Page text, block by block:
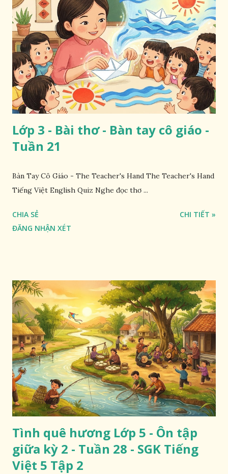
Lớp 3 - Bài thơ - Bàn tay cô giáo -
Tuần 21
Bàn Tay Cô Giáo - The Teacher's Hand The Teacher's Hand
Tiếng Việt English Quiz Nghe đọc thơ ...
CHIA SẺ
ĐĂNG NHẬN XÉT
CHI TIẾT »
Tình quê hương Lớp 5 - Ôn tập
giữa kỳ 2 - Tuần 28 - SGK Tiếng
Việt 5 Tập 2